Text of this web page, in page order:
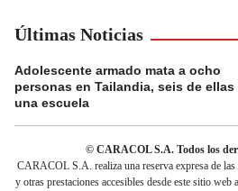
Últimas Noticias
Adolescente armado mata a ocho
personas en Tailandia, seis de ellas
una escuela
© CARACOL S.A. Todos los
CARACOL S.A. realiza una reserva expresa de
y otras prestaciones accesibles desde este sitio web